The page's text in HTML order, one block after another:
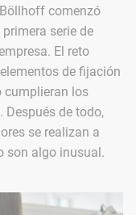
comenzó
serie de
El reto
de fijación
cumplieran los
Después de todo,
se realizan a
son algo inusual.